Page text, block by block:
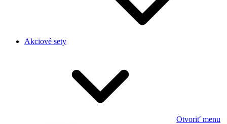
Akciové sety
Otvoriť menu